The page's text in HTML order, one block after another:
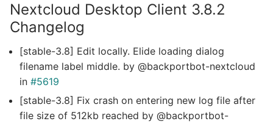
Nextcloud Desktop Client 3.8.2
Changelog
[stable-3.8] Edit locally. Elide loading dialog
filename label middle. by @backportbot-nextcloud
in #5619
[stable-3.8] Fix crash on entering new log file after
file size of 512kb reached by @backportbot-